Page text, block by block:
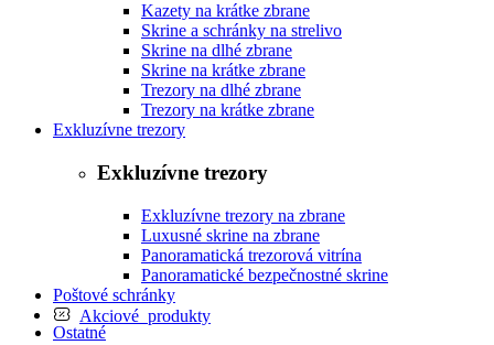
Kazety na krátke zbrane
Skrine a schránky na strelivo
Skrine na dlhé zbrane
Skrine na krátke zbrane
Trezory na dlhé zbrane
Trezory na krátke zbrane
Exkluzívne trezory
Exkluzívne trezory
Exkluzívne trezory na zbrane
Luxusné skrine na zbrane
Panoramatická trezorová vitrína
Panoramatické bezpečnostné skrine
Poštové schránky
Akciové produkty
Ostatné